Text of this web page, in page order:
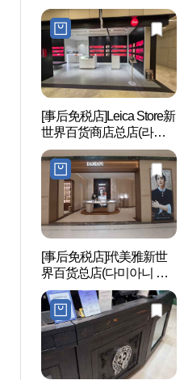
파니앤코 신세계백화점
본점)
[事后免税店]Leica Store新
世界百货商店总店(라이
카 스토어 신세계백화점
본점)
[事后免税店]玳美雅新世
界百货总店(다미아니 신
세계백화점 본점)